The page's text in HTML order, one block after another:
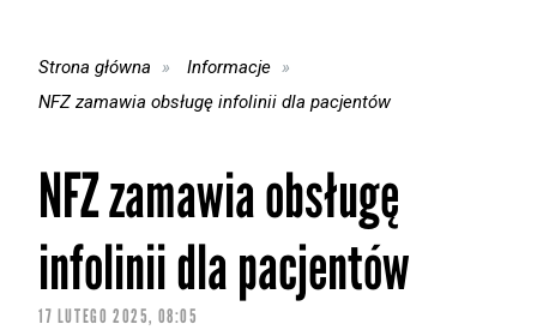
Strona główna
Informacje
NFZ zamawia obsługę infolinii dla pacjentów
NFZ zamawia obsługę
infolinii dla pacjentów
17 LUTEGO 2025, 08:05